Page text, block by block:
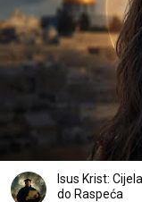
Isus Krist:
do Raspeća